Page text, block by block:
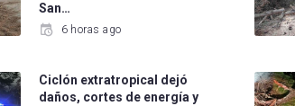
San…
6 horas ago
Ciclón extratropical dejó
daños, cortes de energía y